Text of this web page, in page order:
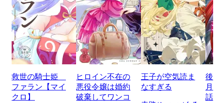
救世の騎士姫
ファラン【マイ
クロ】
ヒロイン不在の
悪役令嬢は婚約
破棄してワンコ
王子が空気読ま
なすぎる
後
月
話